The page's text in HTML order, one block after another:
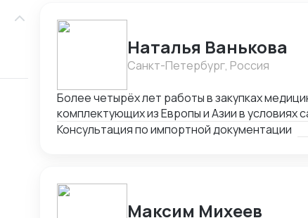
Наталья Ванькова
Санкт-Петербург, Россия
Более четырёх лет работы в закупках
комплектующих из Европы и Азии в условиях
Консультация по импортной документации
Максим Михеев